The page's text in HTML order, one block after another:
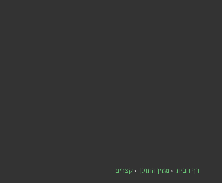
דף הבית ← מגזין התוכן← קצרים